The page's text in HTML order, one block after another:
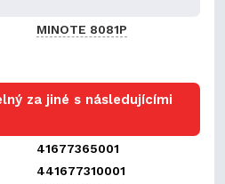
MINOTE 8081P
za jiné s následujícími
41677365001
441677310001